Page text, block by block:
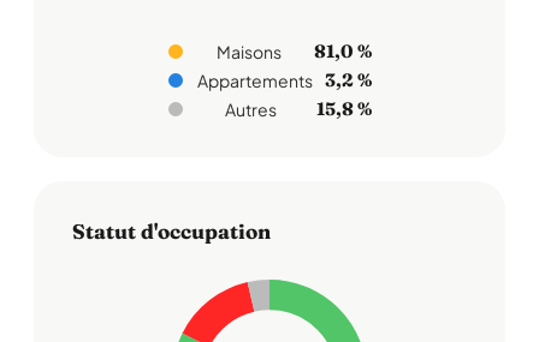
Maisons 81,0 %
Appartements 3,2 %
Autres 15,8 %
Statut d'occupation